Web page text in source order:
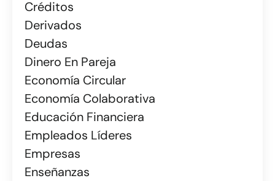
Créditos
Derivados
Deudas
Dinero En Pareja
Economía Circular
Economía Colaborativa
Educación Financiera
Empleados Líderes
Empresas
Enseñanzas